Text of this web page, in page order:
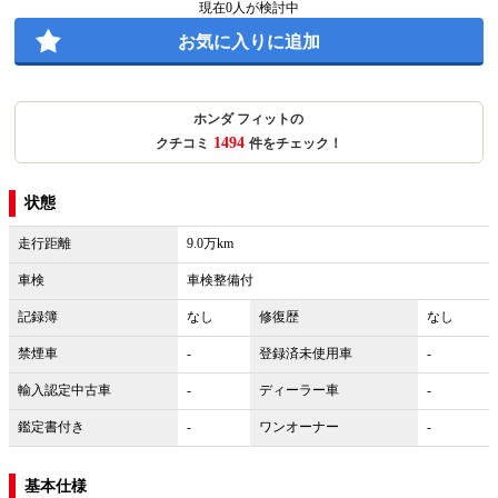
現在0人が検討中
お気に入りに追加
ホンダ フィットの
クチコミ 1494 件をチェック！
状態
走行距離 9.0万km
車検 車検整備付
記録簿 なし 修復歴 なし
禁煙車 - 登録済未使用車 -
輸入認定中古車 - ディーラー車 -
鑑定書付き - ワンオーナー -
基本仕様